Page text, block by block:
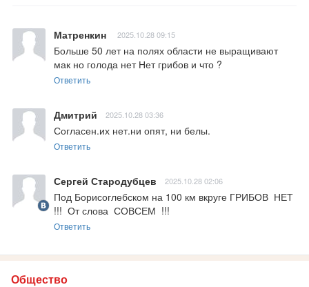
Матренкин 2025.10.28 09:15
Больше 50 лет на полях области не выращивают
мак но голода нет Нет грибов и что ?
Ответить
Дмитрий 2025.10.28 03:36
Согласен.их нет.ни опят, ни белы.
Ответить
Сергей Стародубцев 2025.10.28 02:06
Под Борисоглебском на 100 км вкруге ГРИБОВ  НЕТ
!!!  От слова  СОВСЕМ  !!!
Ответить
Общество